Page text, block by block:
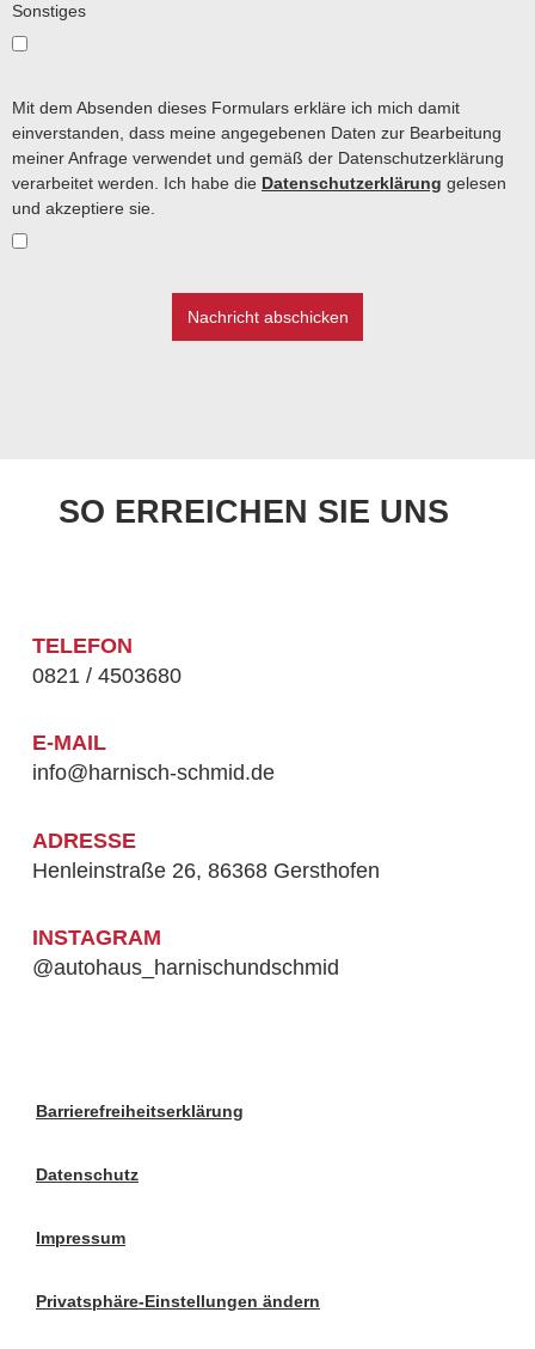
Sonstiges
Mit dem Absenden dieses Formulars erkläre ich mich damit
einverstanden, dass meine angegebenen Daten zur Bearbeitung
meiner Anfrage verwendet und gemäß der Datenschutzerklärung
verarbeitet werden. Ich habe die Datenschutzerklärung gelesen
und akzeptiere sie.
Nachricht abschicken
SO ERREICHEN SIE UNS
TELEFON
0821 / 4503680
E-MAIL
info@harnisch-schmid.de
ADRESSE
Henleinstraße 26, 86368 Gersthofen
INSTAGRAM
@autohaus_harnischundschmid
Barrierefreiheitserklärung
Datenschutz
Impressum
Privatsphäre-Einstellungen ändern